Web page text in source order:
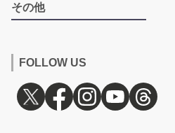
その他
FOLLOW US